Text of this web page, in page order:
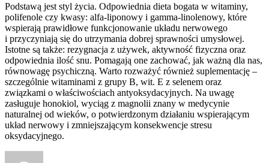
Podstawą jest styl życia. Odpowiednia dieta bogata w witaminy,
polifenole czy kwasy: alfa-liponowy i gamma-linolenowy, które
wspierają prawidłowe funkcjonowanie układu nerwowego
i przyczyniają się do utrzymania dobrej sprawności umysłowej.
Istotne są także: rezygnacja z używek, aktywność fizyczna oraz
odpowiednia ilość snu. Pomagają one zachować, jak ważną dla nas,
równowagę psychiczną. Warto rozważyć również suplementację –
szczególnie witaminami z grupy B, wit. E z selenem oraz
związkami o właściwościach antyoksydacyjnych. Na uwagę
zasługuje honokiol, wyciąg z magnolii znany w medycynie
naturalnej od wieków, o potwierdzonym działaniu wspierającym
układ nerwowy i zmniejszającym konsekwencje stresu
oksydacyjnego.